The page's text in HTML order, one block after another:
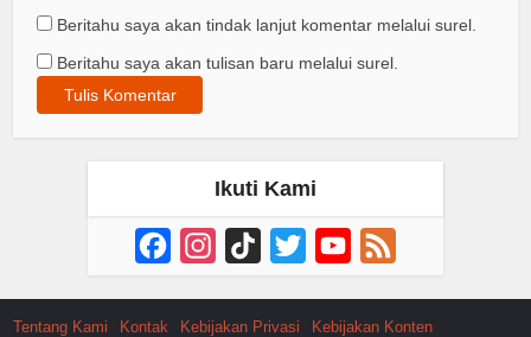
Beritahu saya akan tindak lanjut komentar melalui surel.
Beritahu saya akan tulisan baru melalui surel.
Ikuti Kami
FacebookInstagram
TikTok Twitter YouTube
Channel
Tentang Kami Kontak Kebijakan Privasi Kebijakan Konten